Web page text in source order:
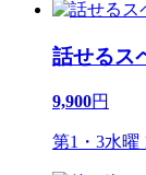
話せるス
9,900円
第1・3水曜